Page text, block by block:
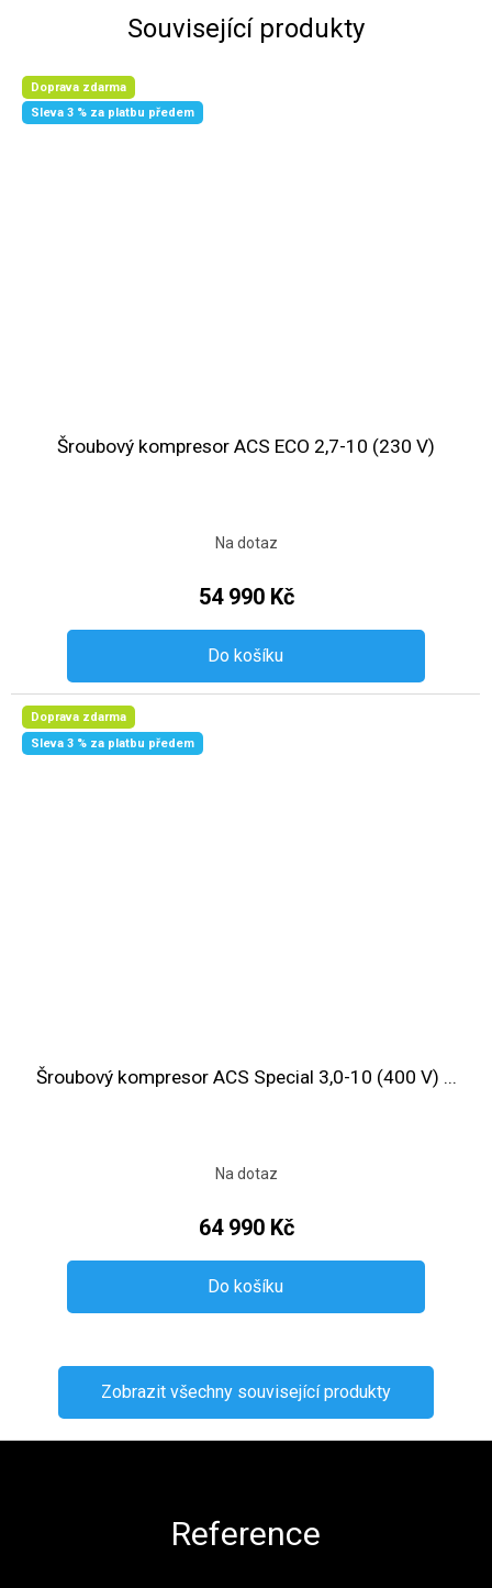
Související produkty
Doprava zdarma
Sleva 3 % za platbu předem
Šroubový kompresor ACS ECO 2,7-10 (230 V)
Na dotaz
54 990 Kč
Do košíku
Doprava zdarma
Sleva 3 % za platbu předem
Šroubový kompresor ACS Special 3,0-10 (400 V) ...
Na dotaz
64 990 Kč
Do košíku
Zobrazit všechny související produkty
Reference